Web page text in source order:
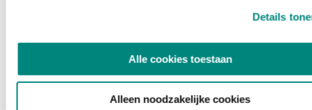
Details
Alle cookies toestaan
Alleen noodzakelijke cookies